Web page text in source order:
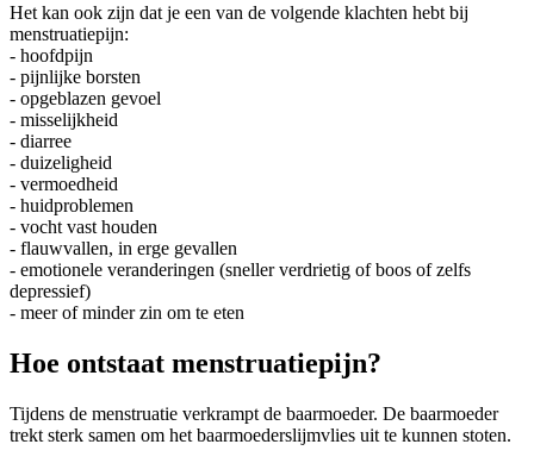
Het kan ook zijn dat je een van de volgende klachten hebt bij
menstruatiepijn:
- hoofdpijn
- pijnlijke borsten
- opgeblazen gevoel
- misselijkheid
- diarree
- duizeligheid
- vermoedheid
- huidproblemen
- vocht vast houden
- flauwvallen, in erge gevallen
- emotionele veranderingen (sneller verdrietig of boos of zelfs
depressief)
- meer of minder zin om te eten
Hoe ontstaat menstruatiepijn?
Tijdens de menstruatie verkrampt de baarmoeder. De baarmoeder
trekt sterk samen om het baarmoederslijmvlies uit te kunnen stoten.